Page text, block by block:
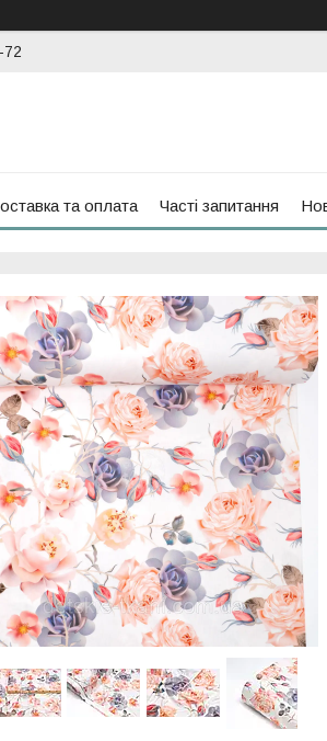
72
та оплата Часті запитання